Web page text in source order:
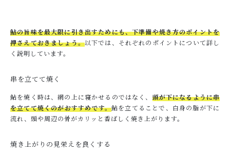
鮎の旨味を最大限に引き出すためにも、下準備や焼き方のポイントを
押さえておきましょう。以下では、それぞれのポイントについて詳し
く説明しています。
串を立てて焼く
鮎を焼く時は、網の上に寝かせるのではなく、 頭が下になるように串
を立てて焼くのがおすすめです。鮎を立てることで、白身の脂が下に
流れ、頭や周辺の骨がカリッと香ばしく焼き上がります。
焼き上がりの見栄えを良くする